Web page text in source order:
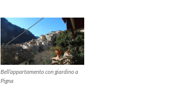
Bell’appartamento con giardino a
Pigna